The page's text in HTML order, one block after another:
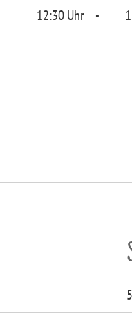
12:30 Uhr -